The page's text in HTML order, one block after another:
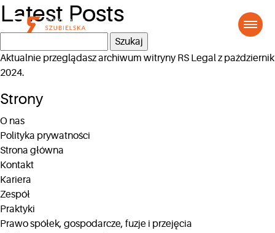
Latest Posts
Aktualnie przeglądasz archiwum witryny RS Legalz październik
2024.
Strony
O nas
Polityka prywatności
Strona główna
Kontakt
Kariera
Zespół
Praktyki
Prawo spółek, gospodarcze, fuzje i przejęcia